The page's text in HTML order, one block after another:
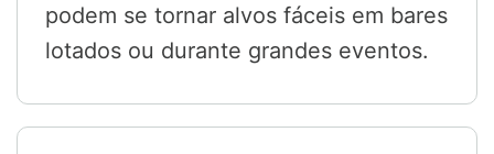
podem se tornar alvos fáceis em bares
lotados ou durante grandes eventos.